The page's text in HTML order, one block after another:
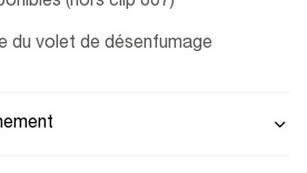
du volet de désenfumage